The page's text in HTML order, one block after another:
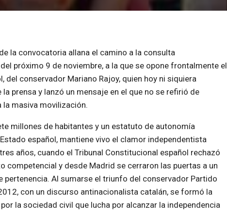
la convocatoria allana el camino a la consulta
próximo 9 de noviembre, a la que se opone frontalmente el
del conservador Mariano Rajoy, quien hoy ni siquiera
prensa y lanzó un mensaje en el que no se refirió de
la masiva movilización.
millones de habitantes y un estatuto de autonomía
español, mantiene vivo el clamor independentista
años, cuando el Tribunal Constitucional español rechazó
competencial y desde Madrid se cerraron las puertas a un
pertenencia. Al sumarse el triunfo del conservador Partido
con un discurso antinacionalista catalán, se formó la
la sociedad civil que lucha por alcanzar la independencia